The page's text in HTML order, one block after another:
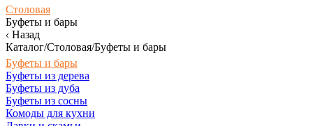
Столовая
Буфеты и бары
Назад
Каталог/Столовая/Буфеты и бары
Буфеты и бары
Буфеты из дерева
Буфеты из дуба
Буфеты из сосны
Комоды для кухни